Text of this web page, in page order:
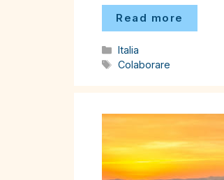
Read more
Categorii
Italia
Etichete
Colaborare